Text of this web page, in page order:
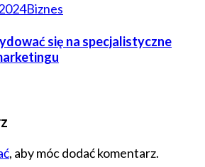
Biznes
się na specjalistyczne
, aby móc dodać komentarz.